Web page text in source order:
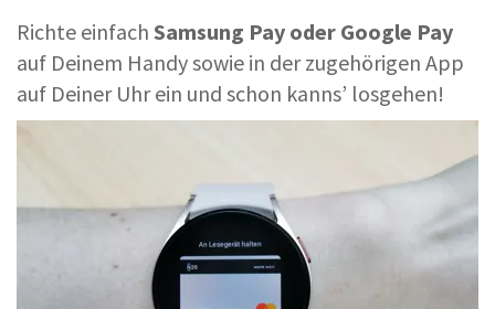
Richte einfach Samsung Pay oder Google Pay
auf Deinem Handy sowie in der zugehörigen App
auf Deiner Uhr ein und schon kanns’ losgehen!